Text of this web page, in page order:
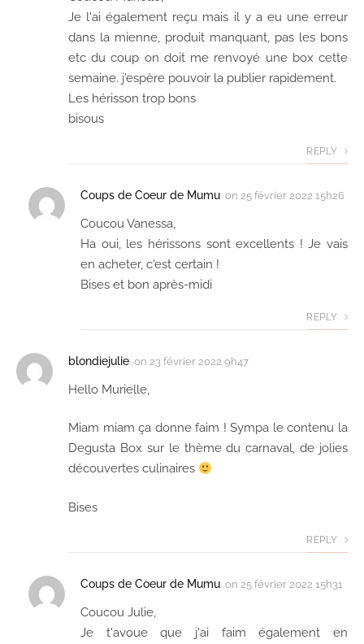
Je l'ai également reçu mais il y a eu une erreur
dans la mienne, produit manquant, pas les bons
etc du coup on doit me renvoyé une box cette
semaine. j'espère pouvoir la publier rapidement.
Les hérisson trop bons
bisous
REPLY
Coups de Coeur de Mumu on 25 février 2022 15h26
Coucou Vanessa,
Ha oui, les hérissons sont excellents ! Je vais
en acheter, c'est certain !
Bises et bon après-midi
REPLY
blondiejulie on 23 février 2022 9h47
Hello Murielle,
Miam miam ça donne faim ! Sympa le contenu la
Degusta Box sur le thème du carnaval, de jolies
découvertes culinaires
Bises
REPLY
Coups de Coeur de Mumu on 25 février 2022 15h31
Coucou Julie,
Je t'avoue que j'ai faim également en